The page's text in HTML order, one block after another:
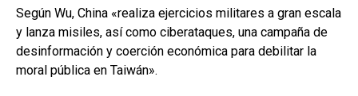
Según Wu, China «realiza ejercicios militares a gran escala
y lanza misiles, así como ciberataques, una campaña de
desinformación y coerción económica para debilitar la
moral pública en Taiwán».